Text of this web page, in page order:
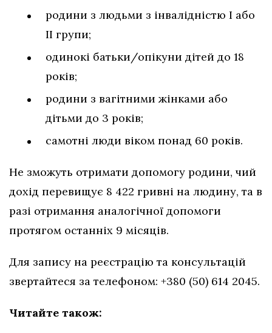
родини з людьми з інвалідністю І або
ІІ групи;
одинокі батьки/опікуни дітей до 18
років;
родини з вагітними жінками або
дітьми до 3 років;
самотні люди віком понад 60 років.
Не зможуть отримати допомогу родини, чий
дохід перевищує 8 422 гривні на людину, та в
разі отримання аналогічної допомоги
протягом останніх 9 місяців.
Для запису на реєстрацію та консультацій
звертайтеся за телефоном: +380 (50) 614 2045.
Читайте також: